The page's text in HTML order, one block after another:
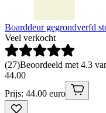
Boarddeur gegrondverfd
Veel verkocht
(27)Beoordeeld met 4.3
44.00
Prijs: 44.00 euro